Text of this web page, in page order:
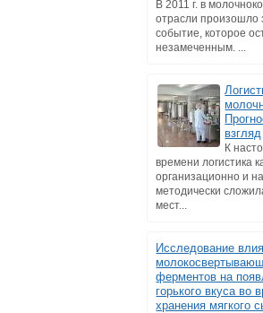
В 2011 г. в
отрасли произошло
событие, которое
незамеченным. ...
взгляд
К
времени логистика
организационно и
методически
мест...
Исследование
ферментов на
горького вкуса во
хранения мягкого